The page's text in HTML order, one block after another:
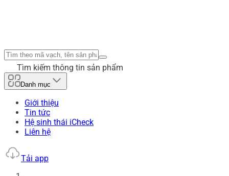
Tìm kiếm thông tin sản phẩm
Danh mục
Giới thiệu
Tin tức
Hệ sinh thái iCheck
Liên hệ
Tải app